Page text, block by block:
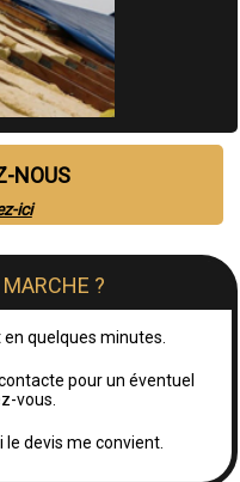
NOUS
ici
?
quelques minutes.
pour un éventuel
vous.
devis me convient.